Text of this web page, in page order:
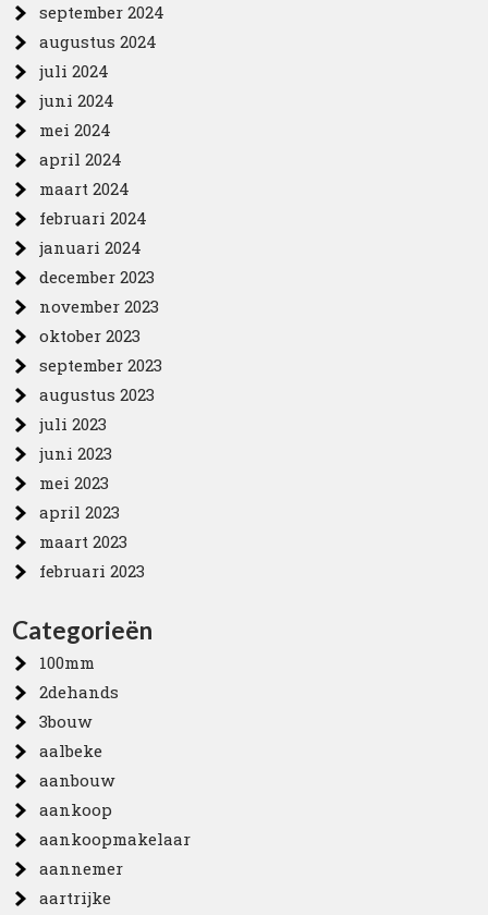
september 2024
augustus 2024
juli 2024
juni 2024
mei 2024
april 2024
maart 2024
februari 2024
januari 2024
december 2023
november 2023
oktober 2023
september 2023
augustus 2023
juli 2023
juni 2023
mei 2023
april 2023
maart 2023
februari 2023
Categorieën
100mm
2dehands
3bouw
aalbeke
aanbouw
aankoop
aankoopmakelaar
aannemer
aartrijke